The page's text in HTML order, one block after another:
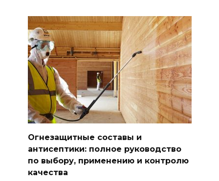
Огнезащитные составы и
антисептики: полное руководство
по выбору, применению и контролю
качества